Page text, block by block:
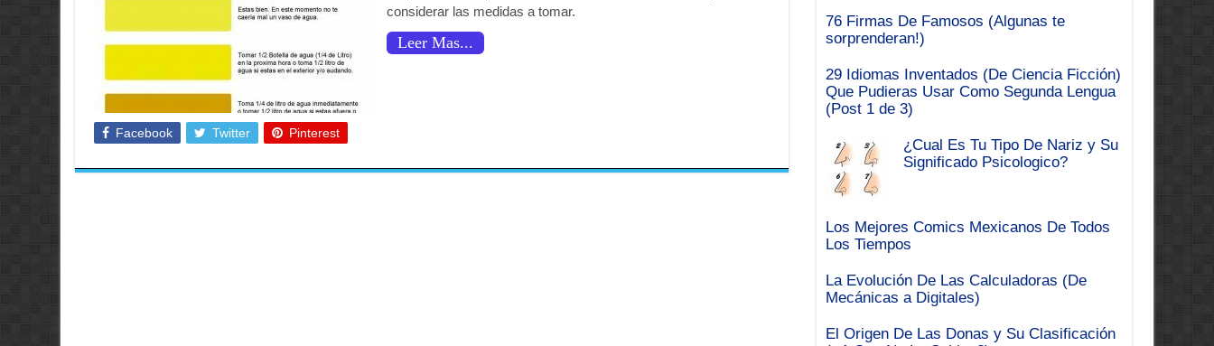
considerar las medidas a tomar.
Leer Mas...
Facebook Twitter Pinterest
76 Firmas De Famosos (Algunas te
sorprenderan!)
29 Idiomas Inventados (De Ciencia Ficción)
Que Pudieras Usar Como Segunda Lengua
(Post 1 de 3)
¿Cual Es Tu Tipo De Nariz y Su
Significado Psicologico?
Los Mejores Comics Mexicanos De Todos
Los Tiempos
La Evolución De Las Calculadoras (De
Mecánicas a Digitales)
El Origen De Las Donas y Su Clasificación